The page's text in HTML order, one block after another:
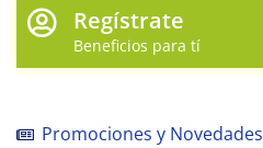
Regístrate
Beneficios para tí
Promociones y Novedades